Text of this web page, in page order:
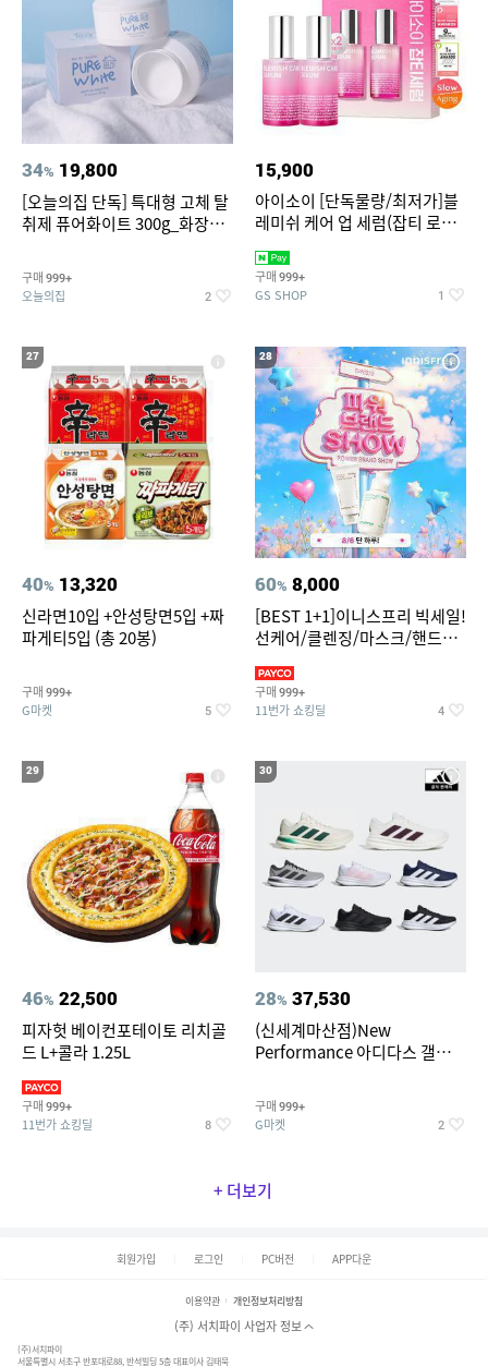
34% 19,800
[오늘의집 단독] 특대형 고체 탈
취제 퓨어화이트 300g_화장실
구매 999+
오늘의집 2
15,900
아이소이 [단독물량/최저가]블
레미쉬 케어 업 세럼(잡티 로즈
2027-04-24)
구매 999+
GS SHOP 1
27
40% 13,320
신라면10입 +안성탕면5입 +짜
파게티5입 (총 20봉)
구매 999+
G마켓 5
28
60% 8,000
[BEST 1+1]이니스프리 빅세일!
선케어/클렌징/마스크/핸드크
구매 999+
11번가 쇼킹딜 4
29
46% 22,500
피자헛 베이컨포테이토 리치골
드 L+콜라 1.25L
구매 999+
11번가 쇼킹딜 8
30
28% 37,530
(신세계마산점)New
Performance 아디다스 갤럭시
구매 999+
G마켓 2
+ 더보기
회원가입 로그인 PC버전 APP다운
이용약관 개인정보처리방침
(주) 서치파이 사업자 정보
(주)서치파이
서울특별시 서초구 반포대로88, 반석빌딩 5층 대표이사 김태묵